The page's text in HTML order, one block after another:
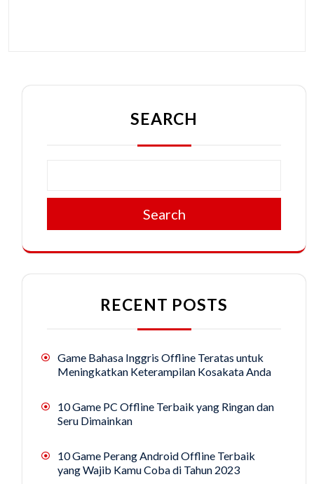
SEARCH
Search
RECENT POSTS
Game Bahasa Inggris Offline Teratas untuk
Meningkatkan Keterampilan Kosakata Anda
10 Game PC Offline Terbaik yang Ringan dan
Seru Dimainkan
10 Game Perang Android Offline Terbaik
yang Wajib Kamu Coba di Tahun 2023